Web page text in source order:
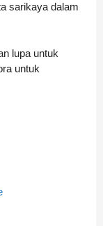
sarikaya dalam
lupa untuk
untuk